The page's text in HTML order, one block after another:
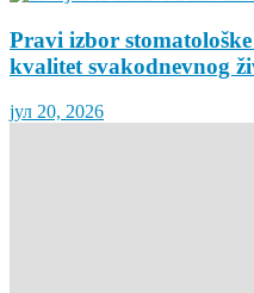
Pravi izbor
kvalitet svakodnevnog
јул 20, 2026